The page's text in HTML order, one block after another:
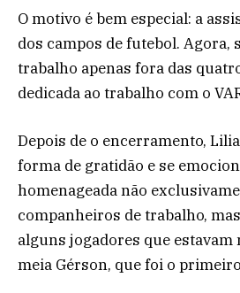
O motivo é bem especial: a
dos campos de futebol. Agora,
trabalho apenas fora das
dedicada ao trabalho com o
Depois de o encerramento,
forma de gratidão e se
homenageada não
companheiros de trabalho,
alguns jogadores que estavam
meia Gérson, que foi o